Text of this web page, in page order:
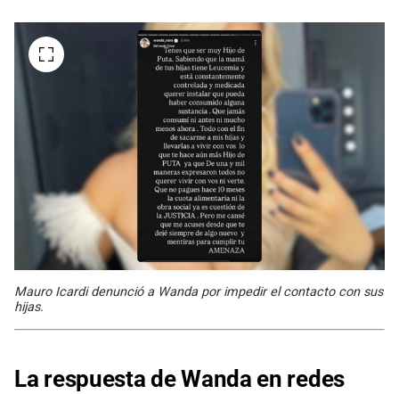
Mauro Icardi denunció a Wanda por impedir el contacto con sus
hijas.
La respuesta de Wanda en redes